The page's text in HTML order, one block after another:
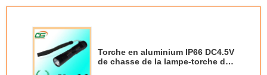
Torche en aluminium IP66 DC4.5V
de chasse de la lampe-torche du